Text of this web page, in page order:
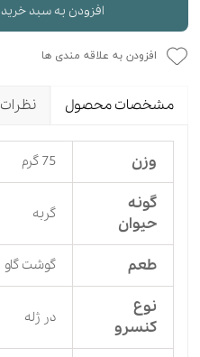
افزودن به سبد خرید
افزودن به علاقه مندی ها
مشخصات محصول نظرات
وزن 75 گرم
گونه
حیوان
گربه
طعم گوشت گاو
نوع
کنسرو
در ژله